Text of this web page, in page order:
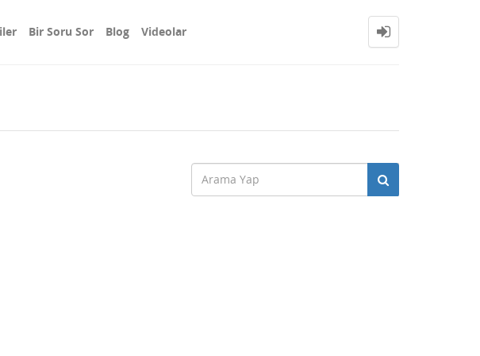
Bir Soru Sor Blog Videolar